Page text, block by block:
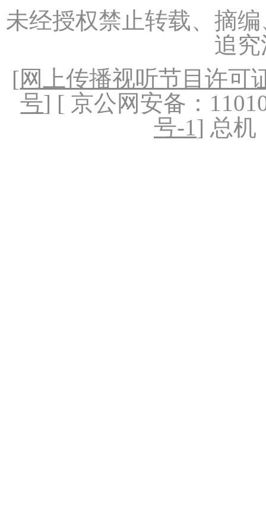
未经授权禁止转载、摘
追
[网上传播视听节目许可
号] [ 京公网安备：
号-1] 总机